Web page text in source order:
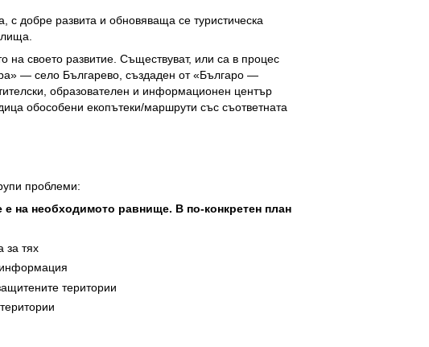
добре развита и обновяваща се туристическа
на своето развитие. Съществуват, или са в процес
— село Българево, създаден от «Българо —
образователен и информационен център
обособени екопътеки/маршрути със съответната
проблеми:
е на необходимото равнище. В по-конкретен план
за тях
информация
територии